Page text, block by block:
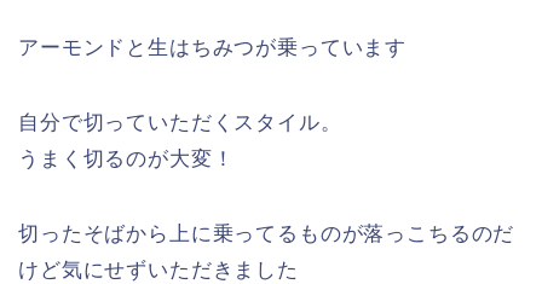
アーモンドと生はちみつが乗っています
自分で切っていただくスタイル。
うまく切るのが大変！
切ったそばから上に乗ってるものが落っこちるのだ
けど気にせずいただきました